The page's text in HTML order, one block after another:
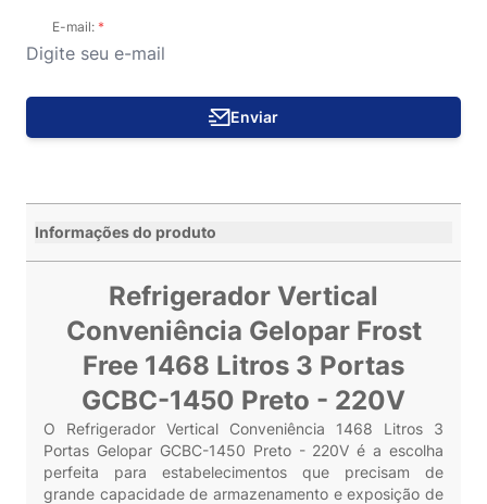
E-mail:
Enviar
Informações do produto
Refrigerador Vertical
Conveniência Gelopar Frost
Free 1468 Litros 3 Portas
GCBC-1450 Preto - 220V
O Refrigerador Vertical Conveniência 1468 Litros 3
Portas Gelopar GCBC-1450 Preto - 220V é a escolha
perfeita para estabelecimentos que precisam de
grande capacidade de armazenamento e exposição de